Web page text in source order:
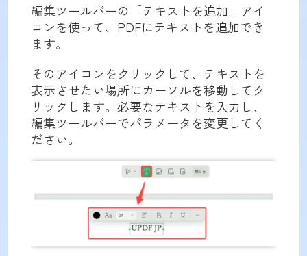
編集ツールバーの「テキストを追加」アイ
コンを使って、PDFにテキストを追加でき
ます。
そのアイコンをクリックして、テキストを
表示させたい場所にカーソルを移動してク
リックします。必要なテキストを入力し、
編集ツールバーでパラメータを変更してく
ださい。